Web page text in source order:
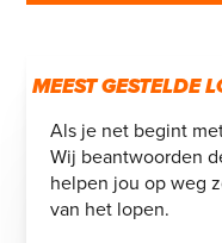
MEEST GESTELDE
Als je net begint
Wij beantwoorden
helpen jou op weg
van het lopen.